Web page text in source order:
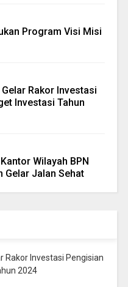
Program Visi Misi
Rakor Investasi
Investasi Tahun
Wilayah BPN
Gelar Jalan Sehat
Rakor Investasi Pengisian
2024